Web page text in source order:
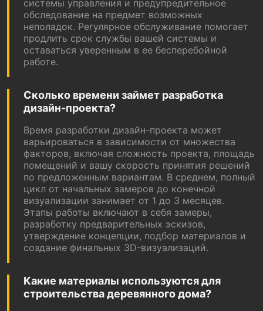
системы управления и предупредительное
обследование на предмет возможных
неполадок. Регулярное обслуживание помогает
продлить срок службы вашей системы и
оставаться уверенным в ее бесперебойной
работе.
Сколько времени займет разработка
дизайн-проекта?
Время разработки дизайн-проекта может
варьироваться в зависимости от множества
факторов, включая сложность проекта, площадь
помещений и вашу скорость принятия решений
по предложенным вариантам. В среднем, полный
цикл от начальных замеров до конечной
визуализации занимает от 1 до 3 месяцев.
Этапы работы включают в себя замеры,
разработку предварительных эскизов,
утверждение концепции, подбор материалов и
создание финальных 3D-визуализаций.
Какие материалы используются для
строительства деревянного дома?